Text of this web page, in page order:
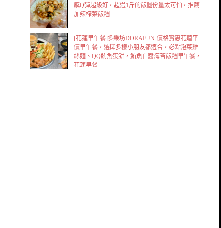
感Q彈超級好，超過1斤的飯糰份量太可怕，推薦
加辣榨菜飯糰
[花蓮早午餐]多樂坊DORAFUN-價格實惠花蓮平
價早午餐，選擇多樣小朋友都適合，必點泡菜雞
絲麵、QQ鮪魚蛋餅，鮪魚白醬海苔飯糰早午餐，
花蓮早餐